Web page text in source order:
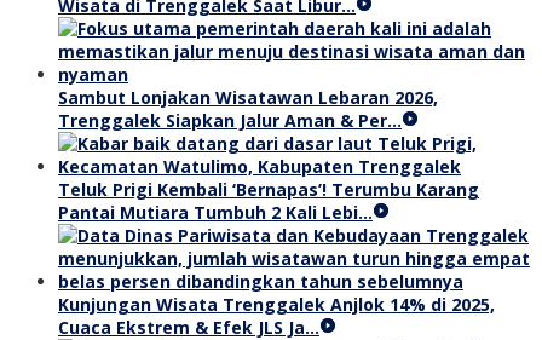
Wisata di Trenggalek Saat Libur…
Sambut Lonjakan Wisatawan Lebaran 2026,
Trenggalek Siapkan Jalur Aman & Per…
Teluk Prigi Kembali ‘Bernapas’! Terumbu Karang
Pantai Mutiara Tumbuh 2 Kali Lebi…
Kunjungan Wisata Trenggalek Anjlok 14% di 2025,
Cuaca Ekstrem & Efek JLS Ja…